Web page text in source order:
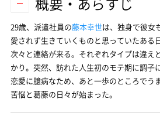
29歳、派遣社員の藤本幸世は、独身で彼女
愛されず生きていくものと思っていたある
次々と連絡が来る。それぞれタイプは違え
かり。突然、訪れた人生初のモテ期に調子
恋愛に臆病なため、あと一歩のところでう
苦悩と葛藤の日々が始まった。